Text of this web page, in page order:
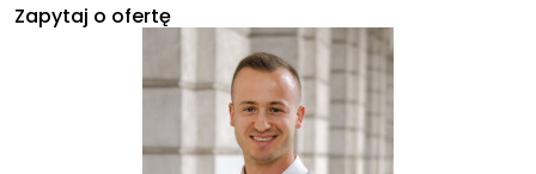
Zapytaj o ofertę